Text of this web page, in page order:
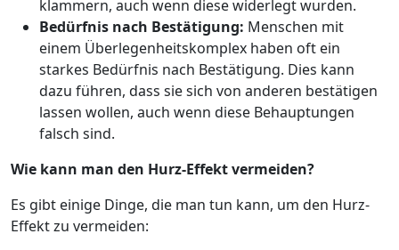
klammern, auch wenn diese widerlegt wurden.
Bedürfnis nach Bestätigung: Menschen mit
einem Überlegenheitskomplex haben oft ein
starkes Bedürfnis nach Bestätigung. Dies kann
dazu führen, dass sie sich von anderen bestätigen
lassen wollen, auch wenn diese Behauptungen
falsch sind.
Wie kann man den Hurz-Effekt vermeiden?
Es gibt einige Dinge, die man tun kann, um den Hurz-
Effekt zu vermeiden: